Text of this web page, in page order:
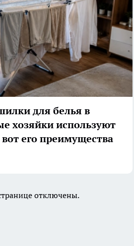
для белья в
хозяйки используют
его преимущества
отключены.